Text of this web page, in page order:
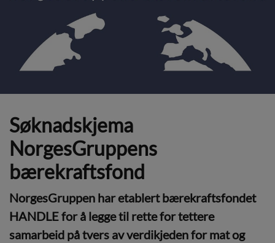
Søknadskjema
NorgesGruppens
bærekraftsfond
NorgesGruppen har etablert bærekraftsfondet
HANDLE for å legge til rette for tettere
samarbeid på tvers av verdikjeden for mat og